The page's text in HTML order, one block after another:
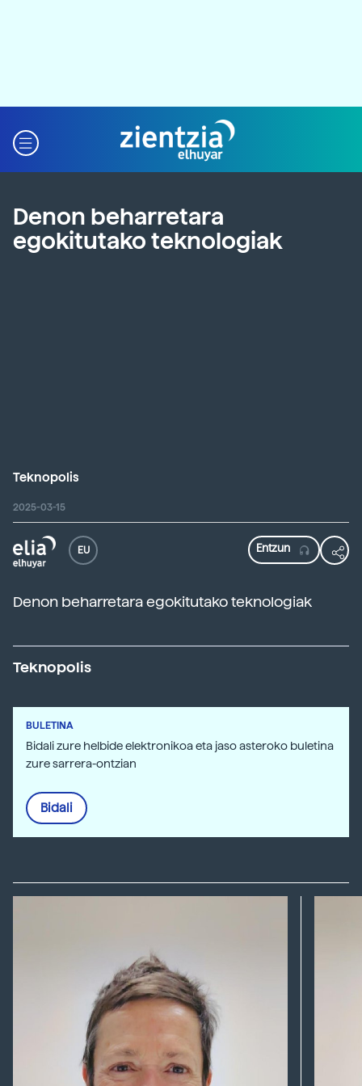
Denon beharretara
egokitutako teknologiak
Teknopolis
2025-03-15
EU
Denon beharretara egokitutako teknologiak
Teknopolis
BULETINA
Bidali zure helbide elektronikoa eta jaso asteroko buletina
zure sarrera-ontzian
Bidali